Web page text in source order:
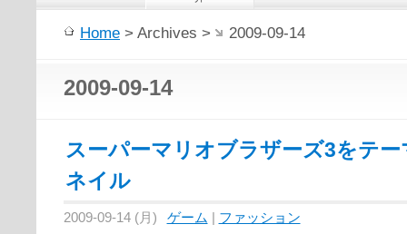
Home > Archives > 2009-09-14
2009-09-14
スーパーマリオブラザーズ3をテ
ネイル
2009-09-14 (月) ゲーム ファッション